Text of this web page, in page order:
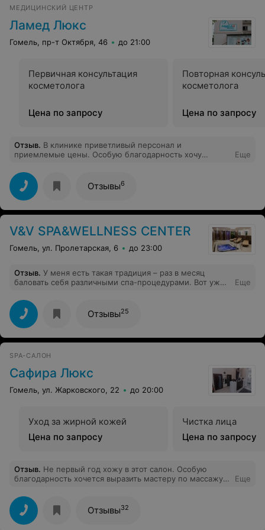
МЕДИЦИНСКИЙ ЦЕНТР
Ламед Люкс
Гомель, пр-т Октября, 46 до 21:00
Первичная консультация
косметолога
Цена по запросу
Повторная
косметолога
Цена по запросу
Отзыв. В клинике приветливый персонал и
приемлемые цены. Особую благодарность хочу
помогла мне решить проблему с выпадением волос,
чудесный врач.
Еще
Отзывы6
V&V SPA&WELLNESS CENTER
Гомель, ул. Пролетарская, 6 до 23:00
Отзыв. У меня есть такая традиция – раз в месяц
баловать себя различными спа-процедурами. Вот уже
салон "VV&V SPA&WELLNESS CENTER"
Еще
Отзывы25
SPA-САЛОН
Сафира Люкс
Гомель, ул. Жарковского, 22 до 20:00
Уход за жирной кожей
Цена по запросу
Чистка лица
Цена по запросу
Отзыв. Не первый год хожу в этот салон. Особую
благодарность хочется выразить мастеру по массажу
профессионализма и человеческого фактора! Мастер
своего дела, это чувствуется и ощущается с первой
минуты знакомства и процедуры!!!))А также сделала
стрижку у стилиста-парикмахера Лики! Записалась к
Еще
Отзывы32